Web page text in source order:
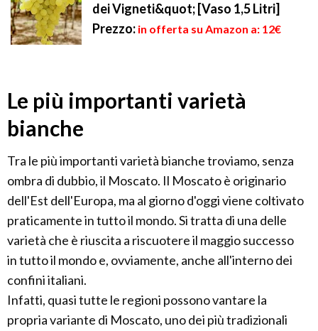
dei Vigneti&quot; [Vaso 1,5 Litri]
Prezzo: in offerta su Amazon a: 12€
Le più importanti varietà
bianche
Tra le più importanti varietà bianche troviamo, senza
ombra di dubbio, il Moscato. Il Moscato è originario
dell'Est dell'Europa, ma al giorno d'oggi viene coltivato
praticamente in tutto il mondo. Si tratta di una delle
varietà che è riuscita a riscuotere il maggio successo
in tutto il mondo e, ovviamente, anche all'interno dei
confini italiani.
Infatti, quasi tutte le regioni possono vantare la
propria variante di Moscato, uno dei più tradizionali